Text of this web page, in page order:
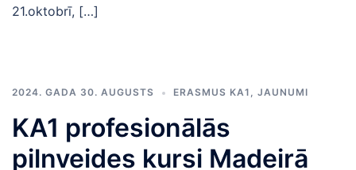
21.oktobrī, […]
2024. GADA 30. AUGUSTS ERASMUS KA1 , JAUNUMI
KA1 profesionālās
pilnveides kursi Madeirā